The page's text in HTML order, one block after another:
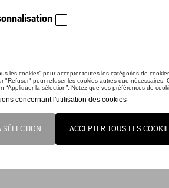
Vérifiez la disponibilité auprès de votre
Ce produit n'est actuellement pas de stock
Porte-clés classique. Avec écusson Porsche